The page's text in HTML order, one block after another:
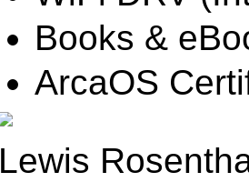
Books &
ArcaOS
Lewis